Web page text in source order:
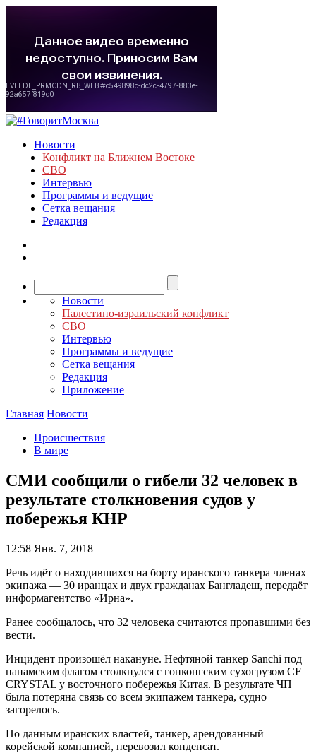
Новости
Конфликт на Ближнем Востоке
СВО
Интервью
Программы и ведущие
Сетка вещания
Редакция
Новости
Палестино-израильский конфликт
СВО
Интервью
Программы и ведущие
Сетка вещания
Редакция
Приложение
Главная Новости
Происшествия
В мире
СМИ сообщили о гибели 32 человек в
результате столкновения судов у
побережья КНР
12:58 Янв. 7, 2018
Речь идёт о находившихся на борту иранского танкера членах
экипажа — 30 иранцах и двух гражданах Бангладеш, передаёт
информагентство «Ирна».
Ранее сообщалось, что 32 человека считаются пропавшими без
вести.
Инцидент произошёл накануне. Нефтяной танкер Sanchi под
панамским флагом столкнулся с гонконгским сухогрузом CF
CRYSTAL у восточного побережья Китая. В результате ЧП
была потеряна связь со всем экипажем танкера, судно
загорелось.
По данным иранских властей, танкер, арендованный
корейской компанией, перевозил конденсат.